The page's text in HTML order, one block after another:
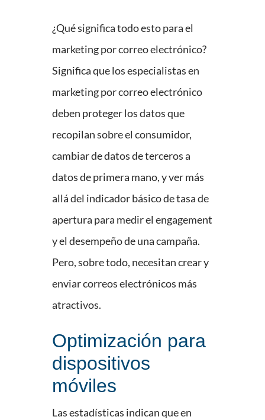
¿Qué significa todo esto para el
marketing por correo electrónico?
Significa que los especialistas en
marketing por correo electrónico
deben proteger los datos que
recopilan sobre el consumidor,
cambiar de datos de terceros a
datos de primera mano, y ver más
allá del indicador básico de tasa de
apertura para medir el engagement
y el desempeño de una campaña.
Pero, sobre todo, necesitan crear y
enviar correos electrónicos más
atractivos.
Optimización para
dispositivos
móviles
Las estadísticas indican que en